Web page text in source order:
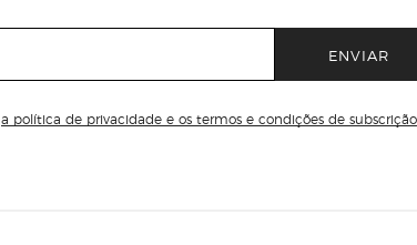
ENVIAR
a política de privacidade e os termos e condições de subscrição